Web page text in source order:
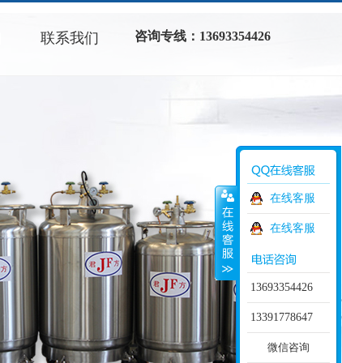
联系我们 咨询专线：13693354426
在线客服
在线客服
13693354426
13391778647
微信咨询